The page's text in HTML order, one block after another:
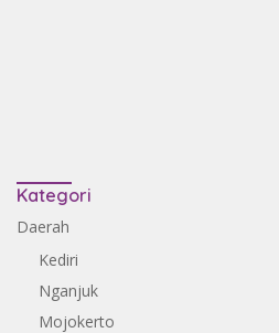
Kategori
Daerah
Kediri
Nganjuk
Mojokerto